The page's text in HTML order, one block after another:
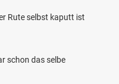
Rute selbst kaputt ist
schon das selbe